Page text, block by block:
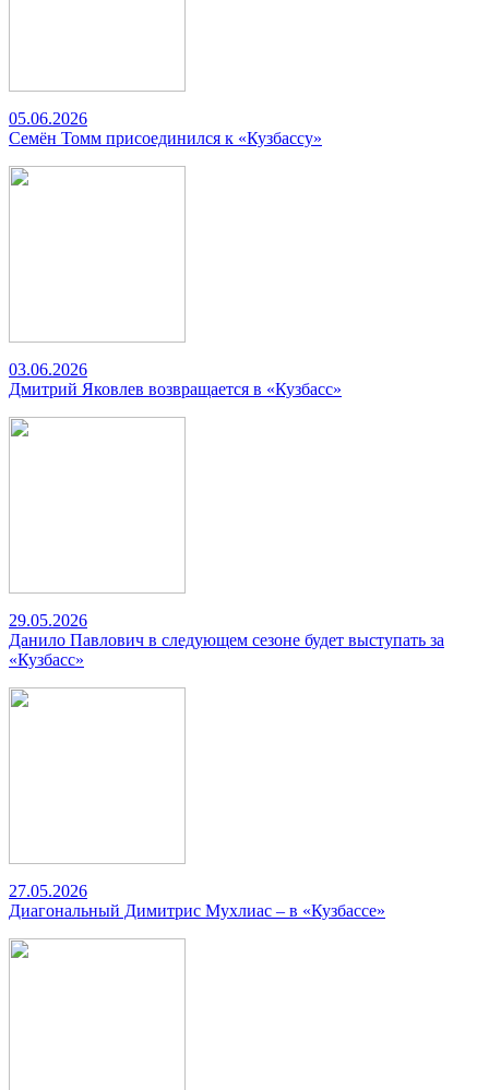
05.06.2026
Семён Томм присоединился к «Кузбассу»
03.06.2026
Дмитрий Яковлев возвращается в «Кузбасс»
29.05.2026
Данило Павлович в следующем сезоне будет выступать за
«Кузбасс»
27.05.2026
Диагональный Димитрис Мухлиас – в «Кузбассе»